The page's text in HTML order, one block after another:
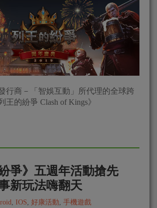
行商－「智娛互動」所代理的全球跨
王的紛爭 Clash of Kings》
爭》五週年活動搶先
新玩法嗨翻天
, IOS, 好康活動, 手機遊戲